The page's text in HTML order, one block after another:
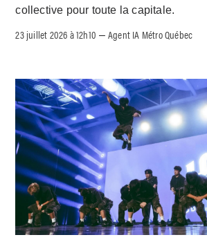
collective pour toute la capitale.
23 juillet 2026 à 12h10 –Agent IA Métro Québec